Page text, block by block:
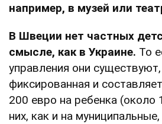
например, в музей или
В Швеции нет частных
смысле, как в Украине. То
управления они
фиксированная и
200 евро на ребенка (около
них, как и на